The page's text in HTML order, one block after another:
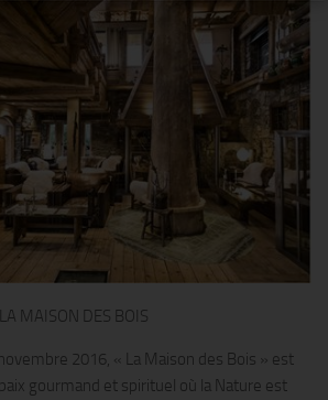
MAISON DES BOIS
2016, « La Maison des Bois » est
gourmand et spirituel où la Nature est